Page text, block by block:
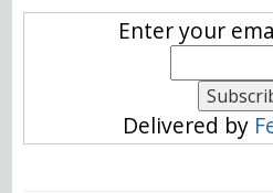
Enter your
Delivered by